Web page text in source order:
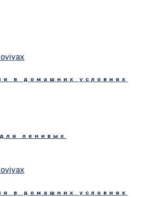
в домашних условиях
ленивых
в домашних условиях